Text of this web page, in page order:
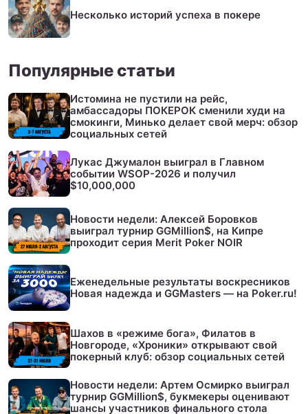
Несколько историй успеха в покере
Популярные статьи
Истомина не пустили на рейс,
амбассадоры ПОКЕРОК сменили худи на
смокинги, Минько делает свой мерч: обзор
социальных сетей
Лукас Джумалон выиграл в Главном
событии WSOP-2026 и получил
$10,000,000
Новости недели: Алексей Боровков
выиграл турнир GGMillion$, на Кипре
проходит серия Merit Poker NOIR
Еженедельные результаты воскресников
Новая надежда и GGMasters — на Poker.ru!
Шахов в «режиме бога», Филатов в
Новгороде, «Хроники» открывают свой
покерный клуб: обзор социальных сетей
Новости недели: Артем Осмирко выиграл
турнир GGMillion$, букмекеры оценивают
шансы участников финального стола